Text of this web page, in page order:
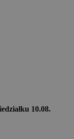
10.08.